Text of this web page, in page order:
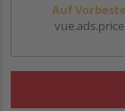
Auf